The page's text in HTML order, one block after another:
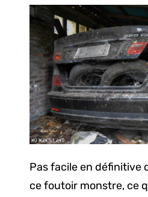
Pas facile en définitive
ce foutoir monstre, ce